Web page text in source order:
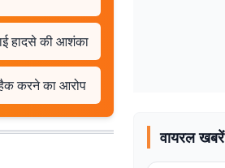
हादसे की आशंका
करने का आरोप
वायरल खबरें